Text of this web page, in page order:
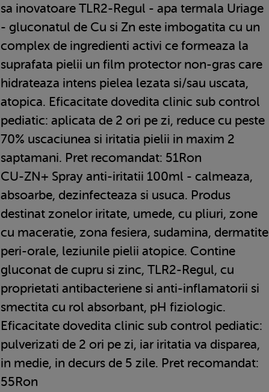
sa inovatoare TLR2-Regul - apa termala Uriage
- gluconatul de Cu si Zn este imbogatita cu un
complex de ingredienti activi ce formeaza la
suprafata pielii un film protector non-gras care
hidrateaza intens pielea lezata si/sau uscata,
atopica. Eficacitate dovedita clinic sub control
pediatic: aplicata de 2 ori pe zi, reduce cu peste
70% uscaciunea si iritatia pielii in maxim 2
saptamani. Pret recomandat: 51Ron
CU-ZN+ Spray anti-iritatii 100ml - calmeaza,
absoarbe, dezinfecteaza si usuca. Produs
destinat zonelor iritate, umede, cu pliuri, zone
cu maceratie, zona fesiera, sudamina, dermatite
peri-orale, leziunile pielii atopice. Contine
gluconat de cupru si zinc, TLR2-Regul, cu
proprietati antibacteriene si anti-inflamatorii si
smectita cu rol absorbant, pH fiziologic.
Eficacitate dovedita clinic sub control pediatic:
pulverizati de 2 ori pe zi, iar iritatia va disparea,
in medie, in decurs de 5 zile. Pret recomandat:
55Ron